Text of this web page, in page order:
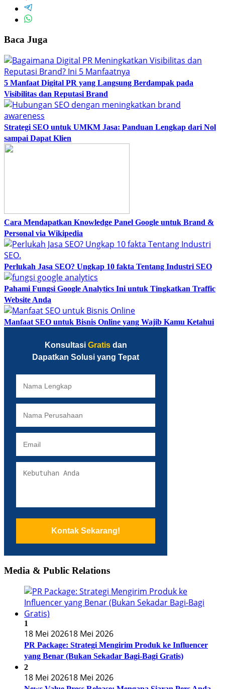
Baca Juga
5 Manfaat Digital PR yang Langsung Berdampak pada
Visibilitas dan Reputasi Brand
Strategi SEO untuk UMKM Jasa: Panduan Lengkap dari Nol
sampai Dapat Klien
Cara Mendapatkan Knowledge Panel Google untuk Brand &
Personal via Wikipedia
Perlukah Jasa SEO? Ungkap 10 fakta Tentang Industri SEO
Pahami Fungsi Google Analytics Ini untuk Tingkatkan Traffic
Website Anda
Manfaat SEO untuk Bisnis Online yang Wajib Kamu Ketahui
Konsultasi Gratisdan
Dapatkan Solusi yang Tepat
Kontak Sekarang!
Media & Public Relations
1
18 Mei 202618 Mei 2026
PR Package: Strategi Mengirim Produk ke Influencer
yang Benar (Bukan Sekadar Bagi-Bagi Gratis)
2
18 Mei 202618 Mei 2026